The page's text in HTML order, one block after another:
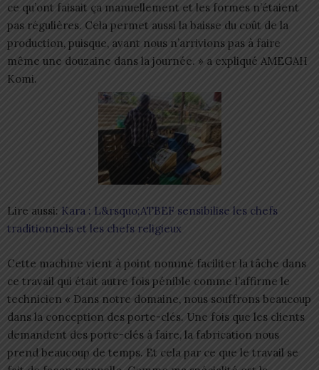
ce qu’ont faisait ça manuellement et les formes n’étaient
pas régulières. Cela permet aussi la baisse du coût de la
production, puisque, avant nous n’arrivions pas à faire
même une douzaine dans la journée. » a expliqué AMEGAH
Komi.
Lire aussi: Kara : L&rsquo;ATBEF sensibilise les chefs
traditionnels et les chefs religieux
Cette machine vient à point nommé faciliter la tâche dans
ce travail qui était autre fois pénible comme l’affirme le
technicien « Dans notre domaine, nous souffrons beaucoup
dans la conception des porte-clés. Une fois que les clients
demandent des porte-clés à faire, la fabrication nous
prend beaucoup de temps. Et cela par ce que le travail se